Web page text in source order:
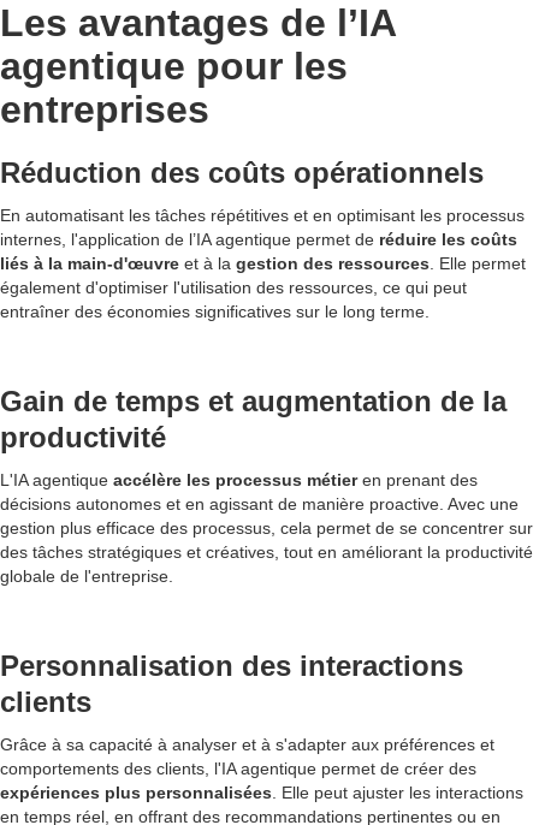
Les avantages de l’IA
agentique pour les
entreprises
Réduction des coûts opérationnels
En automatisant les tâches répétitives et en optimisant les processus
internes, l'application de l’IA agentique permet de réduire les coûts
liés à la main-d'œuvre et à la gestion des ressources . Elle permet
également d'optimiser l'utilisation des ressources, ce qui peut
entraîner des économies significatives sur le long terme.
Gain de temps et augmentation de la
productivité
L'IA agentique accélère les processus métieren prenant des
décisions autonomes et en agissant de manière proactive. Avec une
gestion plus efficace des processus, cela permet de se concentrer sur
des tâches stratégiques et créatives, tout en améliorant la productivité
globale de l'entreprise.
Personnalisation des interactions
clients
Grâce à sa capacité à analyser et à s'adapter aux préférences et
comportements des clients, l'IA agentique permet de créer des
expériences plus personnalisées . Elle peut ajuster les interactions
en temps réel, en offrant des recommandations pertinentes ou en